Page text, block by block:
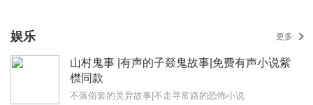
娱乐 更多
山村鬼事 |有声的子燚鬼故事|免费有声小说紫
㯲同款
不落俗套的灵异故事|不走寻常路的恐怖小说